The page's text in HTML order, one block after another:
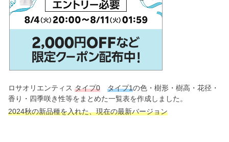
ロサオリエンティス タイプ0 タイプ1の色・樹形・樹高・花径・
香り・四季咲き性等をまとめた一覧表を作成しました。
2024秋の新品種を入れた、現在の最新バージョン